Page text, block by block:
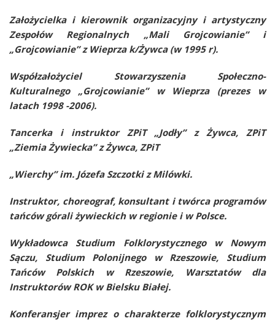
Założycielka i kierownik organizacyjny i artystyczny
Zespołów Regionalnych „Mali Grojcowianie” i
„Grojcowianie” z Wieprza k/Żywca (w 1995 r).
Współzałożyciel Stowarzyszenia Społeczno-
Kulturalnego „Grojcowianie” w Wieprza (prezes w
latach 1998 -2006).
Tancerka i instruktor ZPiT „Jodły” z Żywca, ZPiT
„Ziemia Żywiecka” z Żywca, ZPiT
„Wierchy” im. Józefa Szczotki z Milówki.
Instruktor, choreograf, konsultant i twórca programów
tańców górali żywieckich w regionie i w Polsce.
Wykładowca Studium Folklorystycznego w Nowym
Sączu, Studium Polonijnego w Rzeszowie, Studium
Tańców Polskich w Rzeszowie, Warsztatów dla
Instruktorów ROK w Bielsku Białej.
Konferansjer imprez o charakterze folklorystycznym